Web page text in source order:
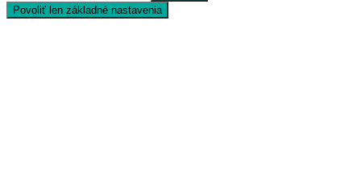
Povoliť len základné nastavenia